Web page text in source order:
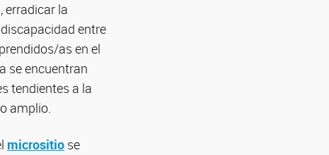
erradicar la
entre
as en el
se encuentran
tendientes a la
amplio.
micrositio se